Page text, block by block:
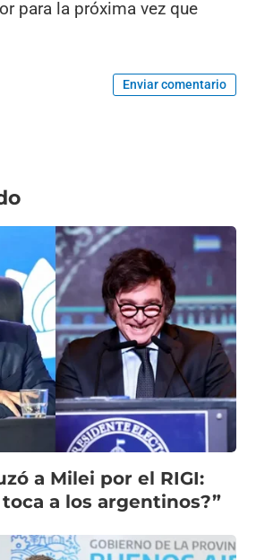
para la próxima vez que
Enviar comentario
a Milei por el RIGI:
toca a los argentinos?”